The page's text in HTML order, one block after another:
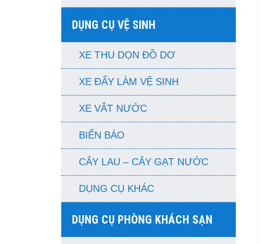
DỤNG CỤ VỆ SINH
XE THU DỌN ĐỒ DƠ
XE ĐẨY LÀM VỆ SINH
XE VẮT NƯỚC
BIỂN BÁO
CÂY LAU – CÂY GẠT NƯỚC
DỤNG CỤ KHÁC
DỤNG CỤ PHÒNG KHÁCH SẠN